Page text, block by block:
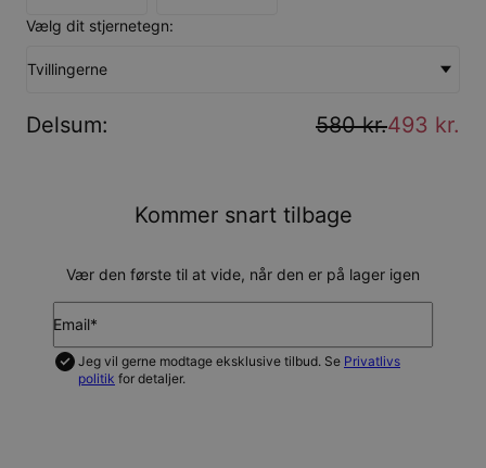
Vælg dit stjernetegn:
Tvillingerne
Delsum: 580 kr.493 kr.
Kommer snart tilbage
Vær den første til at vide, når den er på lager igen
Email*
Jeg vil gerne modtage eksklusive tilbud. Se Privatlivs
politik for detaljer.